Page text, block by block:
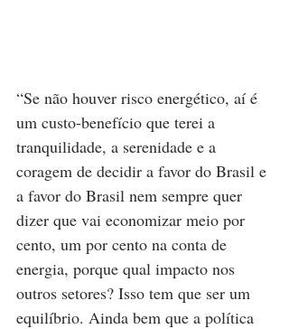
“Se não houver risco energético, aí é
um custo-benefício que terei a
tranquilidade, a serenidade e a
coragem de decidir a favor do Brasil e
a favor do Brasil nem sempre quer
dizer que vai economizar meio por
cento, um por cento na conta de
energia, porque qual impacto nos
outros setores? Isso tem que ser um
equilíbrio. Ainda bem que a política